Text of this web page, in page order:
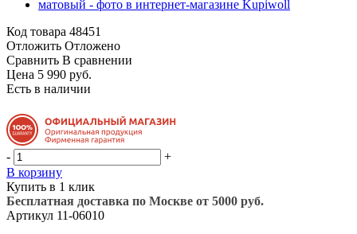
Код товара 48451
Отложить Отложено
Сравнить В сравнении
Цена 5 990 руб.
Есть в наличии
-
+
В корзину
Купить в 1 клик
Бесплатная доставка по Москве от 5000 руб.
Артикул 11-06010